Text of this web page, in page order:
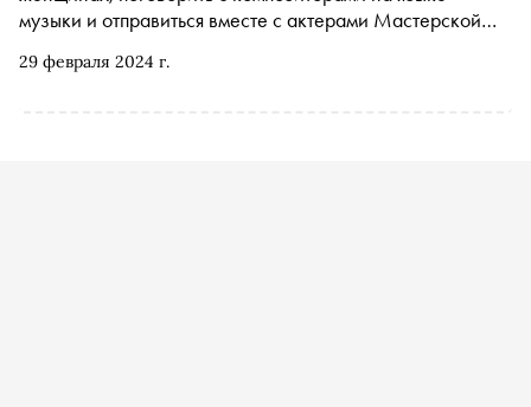
29 февраля 2024 г.
музыки и отправиться вместе с актерами Мастерской
заняться и куда сходить на ближайшей неделе